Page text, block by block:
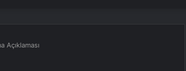
Açıklaması